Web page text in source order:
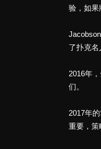
验，如果
了扑克名
2016年
们。
2017年
重要，策